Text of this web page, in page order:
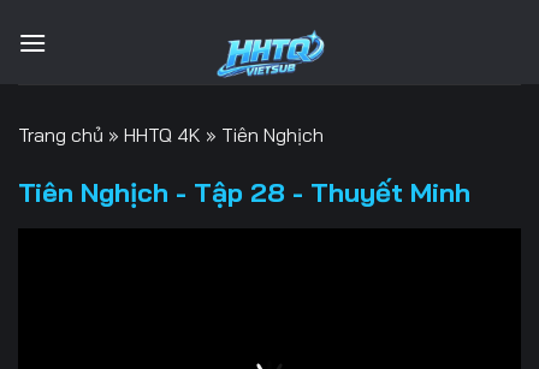
qua
Trang chủ » HHTQ 4K » Tiên Nghịch
Tiên Nghịch - Tập 28 - Thuyết Minh